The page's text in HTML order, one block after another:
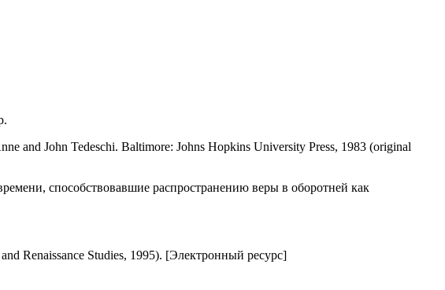
and John Tedeschi. Baltimore: Johns Hopkins University Press, 1983 (original
способствовавшие распространению веры в оборотней как
Renaissance Studies, 1995). [Электронный ресурс]